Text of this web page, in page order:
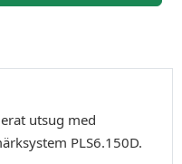
utsug med
PLS6.150D.